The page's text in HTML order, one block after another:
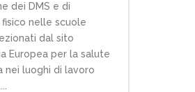
dei DMS e di
fisico nelle scuole
dal sito
Europea per la salute
nei luoghi di lavoro